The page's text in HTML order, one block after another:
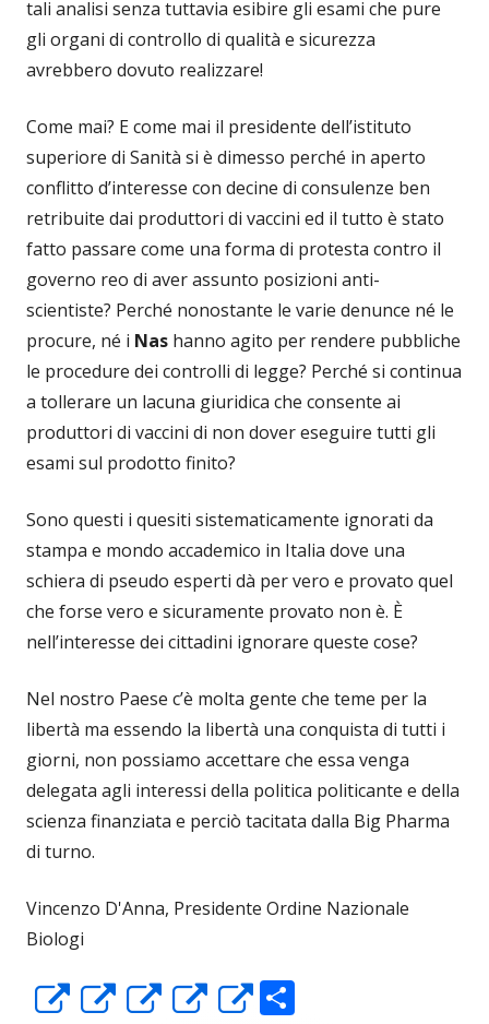
tali analisi senza tuttavia esibire gli esami che pure
gli organi di controllo di qualità e sicurezza
avrebbero dovuto realizzare!
Come mai? E come mai il presidente dell’istituto
superiore di Sanità si è dimesso perché in aperto
conflitto d’interesse con decine di consulenze ben
retribuite dai produttori di vaccini ed il tutto è stato
fatto passare come una forma di protesta contro il
governo reo di aver assunto posizioni anti-
scientiste? Perché nonostante le varie denunce né le
procure, né i Nas hanno agito per rendere pubbliche
le procedure dei controlli di legge? Perché si continua
a tollerare un lacuna giuridica che consente ai
produttori di vaccini di non dover eseguire tutti gli
esami sul prodotto finito?
Sono questi i quesiti sistematicamente ignorati da
stampa e mondo accademico in Italia dove una
schiera di pseudo esperti dà per vero e provato quel
che forse vero e sicuramente provato non è. È
nell’interesse dei cittadini ignorare queste cose?
Nel nostro Paese c’è molta gente che teme per la
libertà ma essendo la libertà una conquista di tutti i
giorni, non possiamo accettare che essa venga
delegata agli interessi della politica politicante e della
scienza finanziata e perciò tacitata dalla Big Pharma
di turno.
Vincenzo D'Anna, Presidente Ordine Nazionale
Biologi
ApreApreApreApre
Apre